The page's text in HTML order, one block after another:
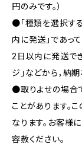
円のみです。）
●「種類を選択す
内に発送」であっ
2日以内に発送でき
ジ」などから，納
●取りよせの場合
ことがあります。
なります。お客様
容赦ください。